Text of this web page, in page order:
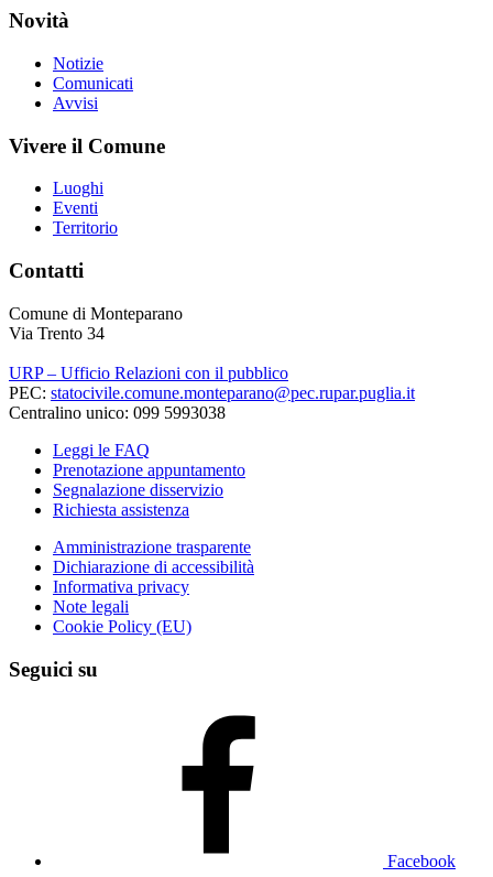
Novità
Notizie
Comunicati
Avvisi
Vivere il Comune
Luoghi
Eventi
Territorio
Contatti
Comune di Monteparano
Via Trento 34
URP – Ufficio Relazioni con il pubblico
PEC: statocivile.comune.monteparano@pec.rupar.puglia.it
Centralino unico: 099 5993038
Leggi le FAQ
Prenotazione appuntamento
Segnalazione disservizio
Richiesta assistenza
Amministrazione trasparente
Dichiarazione di accessibilità
Informativa privacy
Note legali
Cookie Policy (EU)
Seguici su
Facebook